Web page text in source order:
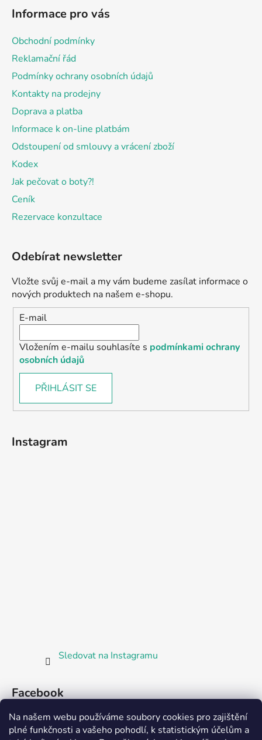
Na našem webu používáme soubory cookies pro zajištění
plné funkčnosti a vašeho pohodlí, k statistickým účelům a
Informace pro vás
Obchodní podmínky
Reklamační řád
Podmínky ochrany osobních údajů
Kontakty na prodejny
Doprava a platba
Informace k on-line platbám
Odstoupení od smlouvy a vrácení zboží
Kodex
Jak pečovat o boty?!
Ceník
Rezervace konzultace
Odebírat newsletter
Vložte svůj e-mail a my vám budeme zasílat informace o
nových produktech na našem e-shopu.
E-mail
Vložením e-mailu souhlasíte s podmínkami ochrany
osobních údajů
PŘIHLÁSIT SE
Instagram
Sledovat na Instagramu
Facebook